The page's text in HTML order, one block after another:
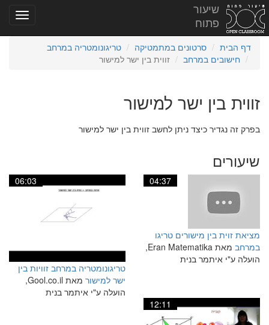
שיעור
פתוח
דף הבית סרטונים במתמטיקה
טריגונומטריה במרחב
חישובים במרחב
זווית בין ישר למישור
זווית בין ישר למישור
בפרק זה נגדיר כיצד ניתן לחשב זווית בין ישר למישור
שיעורים
04:37
מציאת זוית בין מישורים טריגו
במרחב
מאת Eran Matematika,
הועלה ע"י איתמר בנית
06:03
טריגונומטריה במרחב זוויות בין
ישר למישור
מאת Gool.co.il,
הועלה ע"י איתמר בנית
12:11